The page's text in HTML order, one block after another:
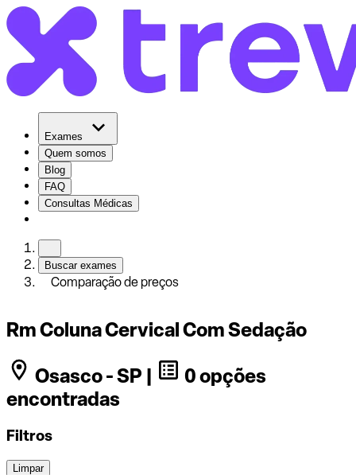
Exames
Quem somos
Blog
FAQ
Consultas Médicas
Buscar exames
Comparação de preços
Rm Coluna Cervical Com Sedação
Osasco - SP |
0 opções
encontradas
Filtros
Limpar